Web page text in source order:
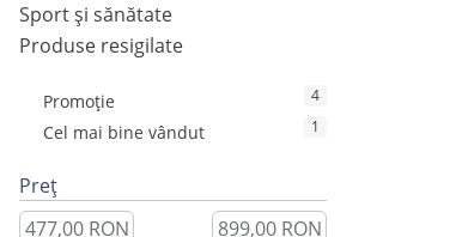
Sport și sănătate
Produse resigilate
Promoție 4
Cel mai bine vândut 1
Preț